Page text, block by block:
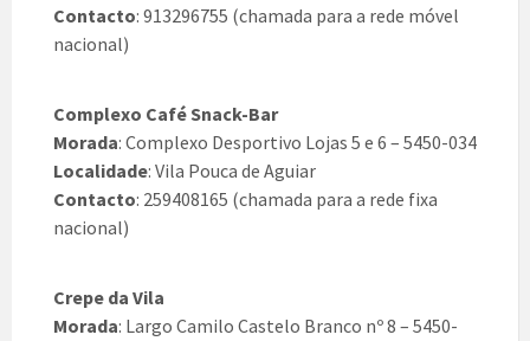
Contacto: 913296755 (chamada para a rede móvel
nacional)
Complexo Café Snack-Bar
Morada: Complexo Desportivo Lojas 5 e 6 – 5450-034
Localidade: Vila Pouca de Aguiar
Contacto: 259408165 (chamada para a rede fixa
nacional)
Crepe da Vila
Morada: Largo Camilo Castelo Branco nº 8 – 5450-